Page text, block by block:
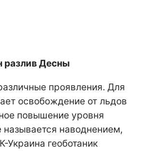
разлив Десны
проявления. Для
освобождение от льдов
повышение уровня
называется наводнением,
Украина геоботаник